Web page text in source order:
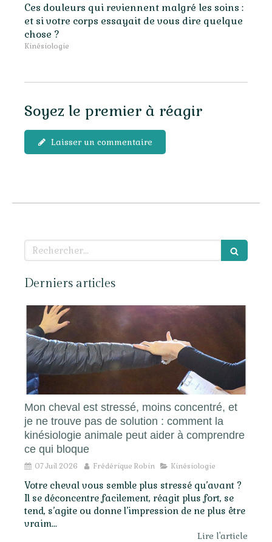
Ces douleurs qui reviennent malgré les soins :
et si votre corps essayait de vous dire quelque
chose ?
Kinésiologie
Soyez le premier à réagir
Laisser un commentaire
Rechercher
Derniers articles
Mon cheval est stressé, moins concentré, et
je ne trouve pas de solution : comment la
kinésiologie animale peut aider à comprendre
ce qui bloque
07 Juil 2026 Frédérique Robin Kinésiologie
Votre cheval vous semble plus stressé qu’avant ?
Il se déconcentre facilement, réagit plus fort, se
tend, s’agite ou donne l’impression de ne plus être
vraim...
Lire l'article